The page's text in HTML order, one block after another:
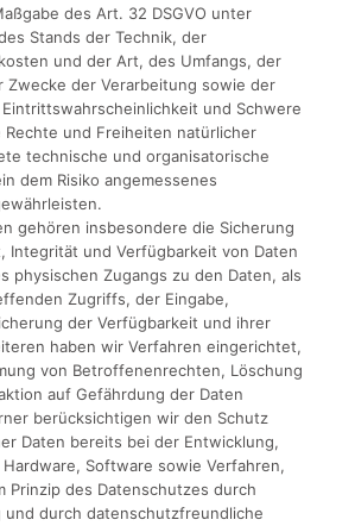
des Art. 32 DSGVO unter
Stands der Technik, der
und der Art, des Umfangs, der
Zwecke der Verarbeitung sowie der
und Schwere
Rechte und Freiheiten natürlicher
technische und organisatorische
dem Risiko angemessenes
gehören insbesondere die Sicherung
Integrität und Verfügbarkeit von Daten
physischen Zugangs zu den Daten, als
Zugriffs, der Eingabe,
der Verfügbarkeit und ihrer
haben wir Verfahren eingerichtet,
von Betroffenenrechten, Löschung
auf Gefährdung der Daten
berücksichtigen wir den Schutz
Daten bereits bei der Entwicklung,
Software sowie Verfahren,
Prinzip des Datenschutzes durch
und durch datenschutzfreundliche